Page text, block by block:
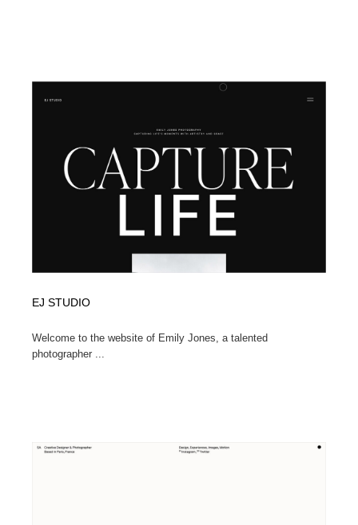
EJ STUDIO
Welcome to the website of Emily Jones, a talented
photographer ...